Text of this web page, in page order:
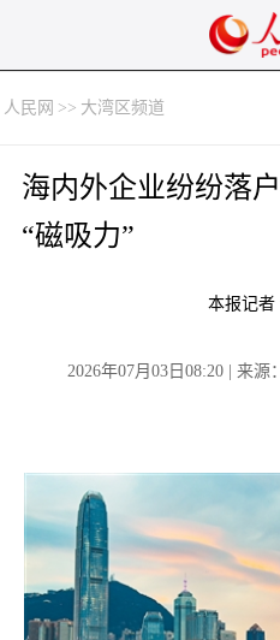
人民网 >> 大湾区频道
海内外企业纷纷落
“磁吸力”
本报记者
2026年07月03日08:20| 来源：